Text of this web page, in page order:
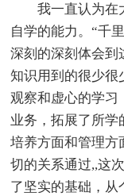
我一直认为在
自学的能力。“千
深刻的深刻体会到
知识用到的很少很
观察和虚心的学习
业务，拓展了所学
培养方面和管理方
切的关系通过,,这
了坚实的基础，从